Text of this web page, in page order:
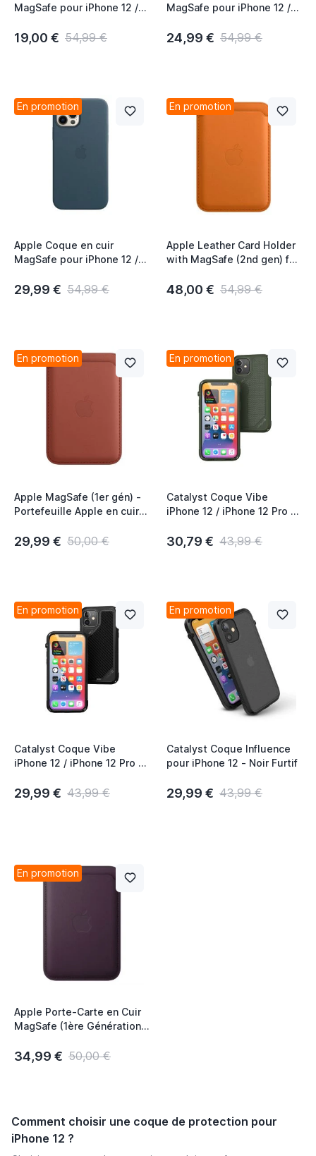
MagSafe pour iPhone 12 /
19,00 € 54,99 €
MagSafe pour iPhone 12 /
24,99 € 54,99 €
En promotion
Apple Coque en cuir
MagSafe pour iPhone 12 /
29,99 € 54,99 €
En promotion
Apple Leather Card Holder
with MagSafe (2nd gen) for
48,00 € 54,99 €
En promotion
Apple MagSafe (1er gén) -
Portefeuille Apple en cuir
29,99 € 50,00 €
En promotion
Catalyst Coque Vibe
iPhone 12 / iPhone 12 Pro -
30,79 € 43,99 €
En promotion
Catalyst Coque Vibe
iPhone 12 / iPhone 12 Pro -
29,99 € 43,99 €
En promotion
Catalyst Coque Influence
pour iPhone 12 - Noir Furtif
29,99 € 43,99 €
En promotion
Apple Porte-Carte en Cuir
MagSafe (1ère Génération)
Foncée
34,99 € 50,00 €
Comment choisir une coque de protection pour
iPhone 12 ?